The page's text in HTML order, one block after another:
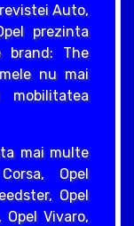
Auto,
prezinta
brand: The
nu mai
mai multe
Opel
Opel
Opel Vivaro,